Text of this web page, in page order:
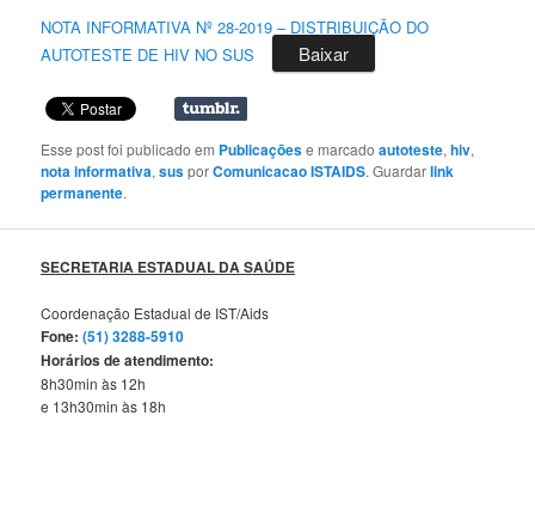
NOTA INFORMATIVA Nº 28-2019 – DISTRIBUIÇÃO DO
AUTOTESTE DE HIV NO SUS
Baixar
Esse post foi publicado em Publicaçõese marcadoautoteste,hiv,
nota informativa,susporComunicacao ISTAIDS. Guardarlink
permanente.
SECRETARIA ESTADUAL DA SAÚDE
Coordenação Estadual de IST/Aids
Fone: (51) 3288-5910
Horários de atendimento:
8h30min às 12h
e 13h30min às 18h